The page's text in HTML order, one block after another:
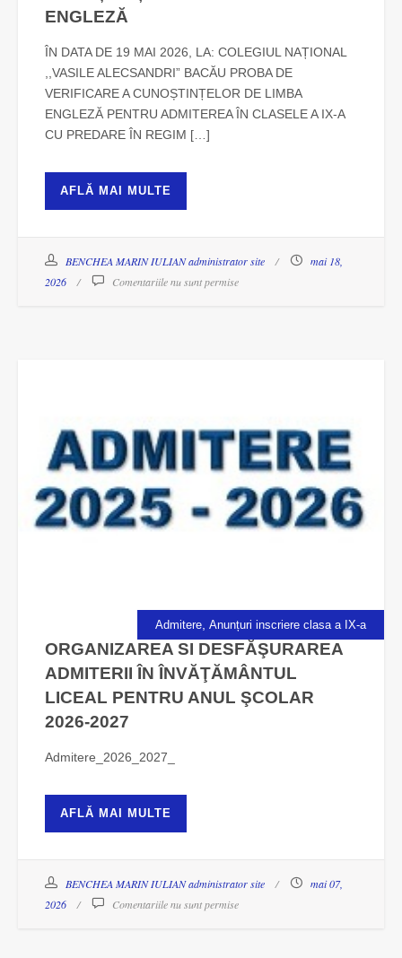
ENGLEZĂ
ÎN DATA DE 19 MAI 2026, LA: COLEGIUL NAȚIONAL
,,VASILE ALECSANDRI” BACĂU PROBA DE
VERIFICARE A CUNOȘTINȚELOR DE LIMBA
ENGLEZĂ PENTRU ADMITEREA ÎN CLASELE A IX-A
CU PREDARE ÎN REGIM […]
AFLĂ MAI MULTE
BENCHEA MARIN IULIAN administrator site
mai 18,
2026
Comentariile nu sunt permise
Admitere Anunțuri inscriere clasa a IX-a
ORGANIZAREA SI DESFĂŞURAREA
ADMITERII ÎN ÎNVĂŢĂMÂNTUL
LICEAL PENTRU ANUL ŞCOLAR
2026-2027
Admitere_2026_2027_
AFLĂ MAI MULTE
BENCHEA MARIN IULIAN administrator site
mai 07,
2026
Comentariile nu sunt permise